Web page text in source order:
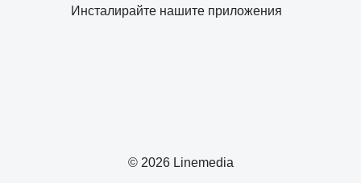
© 2026 Linemedia
Инсталирайте нашите приложения